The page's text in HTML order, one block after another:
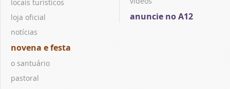
locais turísticos
loja oficial
notícias
novena e festa
o santuário
pastoral
anuncie no A12